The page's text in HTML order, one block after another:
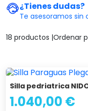
desde la infancia a los
correcta postura.
¿Tienes dudas?
Te asesoramos sin
18 productos |Ordenar
Silla pedriatrica
1.040,00 €